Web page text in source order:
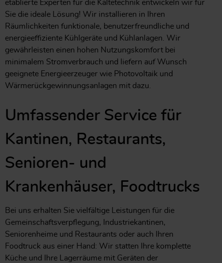
etablierte Experten für die Kältetechnik entwickeln wir für
Sie die ideale Lösung! Wir installieren in Ihren
Räumlichkeiten funktionale, benutzerfreundliche und
energieeffiziente Kühlgeräte und Kühlanlagen. Wir
gewährleisten einen hohen Nutzungskomfort bei
minimalem Stromverbrauch und liefern auf Wunsch
geeignete Energieerzeuger wie Photovoltaik und
Wärmerückgewinnungsanlagen mit dazu.
Umfassender Service für
Kantinen, Restaurants,
Senioren- und
Krankenhäuser, Foodtrucks
Bei uns erhalten Sie vielfältige Leistungen für die
Gemeinschaftsverpflegung, Industriekantinen,
Seniorenheime und Restaurants oder auch Ihren
Foodtruck aus einer Hand: Wir statten Ihre komplette
Küche und Ihre Lagerräume mit Geräten der